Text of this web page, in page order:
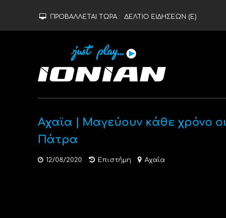
ΠΡΟΒΑΛΛΕΤΑΙ ΤΩΡΑ : ΔΕΛΤΙΟ ΕΙΔΗΣΕΩΝ (Ε)
Αχαϊα | Μαγεύουν κάθε χρόνο
Πάτρα
12/08/2020 Επιστήμη Αχαΐα